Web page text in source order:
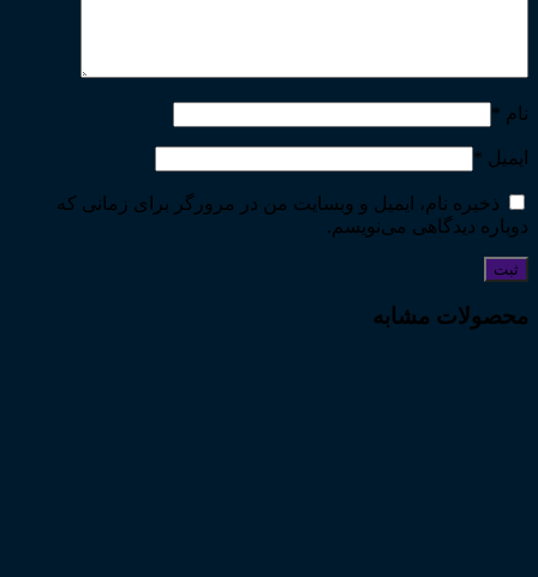
نام *
ایمیل *
ذخیره نام، ایمیل و وبسایت من در مرورگر برای زمانی که
دوباره دیدگاهی می‌نویسم.
محصولات مشابه